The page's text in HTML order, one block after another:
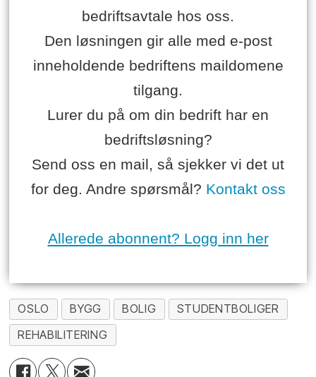
bedriftsavtale hos oss.
Den løsningen gir alle med e-post
inneholdende bedriftens maildomene
tilgang.
Lurer du på om din bedrift har en
bedriftsløsning?
Send oss en mail, så sjekker vi det ut
for deg. Andre spørsmål? Kontakt oss
Allerede abonnent? Logg inn her
OSLO BYGG BOLIG
STUDENTBOLIGER
REHABILITERING